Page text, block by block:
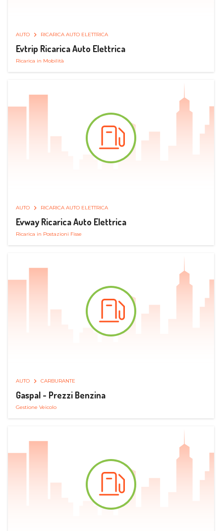
AUTO RICARICA AUTO ELETTRICA
Evtrip Ricarica Auto Elettrica
Ricarica in Mobilità
AUTO RICARICA AUTO ELETTRICA
Evway Ricarica Auto Elettrica
Ricarica in Postazioni Fisse
AUTO CARBURANTE
Gaspal - Prezzi Benzina
Gestione Veicolo